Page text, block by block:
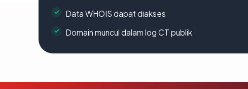
Data WHOIS dapat diakses
Domain muncul dalam log CT publik